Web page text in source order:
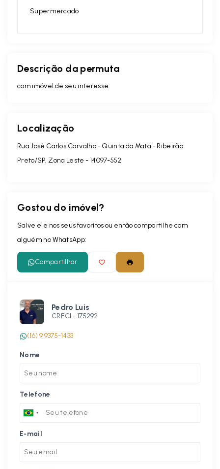
Supermercado
Descrição da permuta
com imóvel de seu interesse
Localização
Rua José Carlos Carvalho - Quinta da Mata - Ribeirão
Preto/SP, Zona Leste - 14097-552
Gostou do imóvel?
Salve ele nos seus favoritos ou então compartilhe com
alguém no WhatsApp:
Compartilhar
Pedro Luis
CRECI - 175292
(16) 9 9375-1433
Nome
Telefone
E-mail